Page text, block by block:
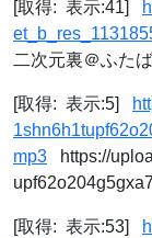
[取得: 表示:41]
二次元裏＠ふたば
[取得: 表示:5]
mp3 https://
[取得: 表示:53]